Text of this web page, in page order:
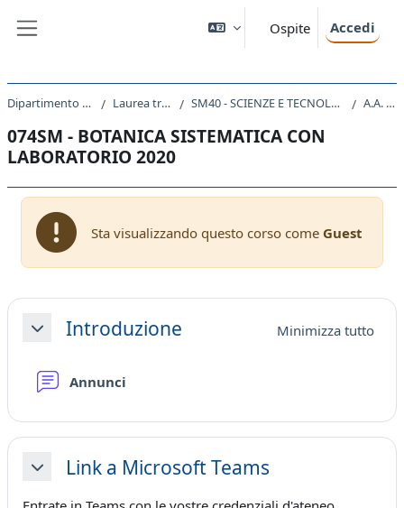
Ospite Accedi
Dipartimento di Scienze della Vita Laurea triennale (DM270) SM40 - SCIENZE E TECNOLOGIE PER L'AMBIENTE E LA NATURA A.A. 2020 - 2021
074SM - BOTANICA SISTEMATICA CON
LABORATORIO 2020
Sta visualizzando questo corso come Guest
Schema della sezione
MinimizzaIntroduzione Minimizza tutto
Annunci
MinimizzaLink a Microsoft Teams